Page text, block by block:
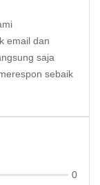
email dan
saja
sebaik
0